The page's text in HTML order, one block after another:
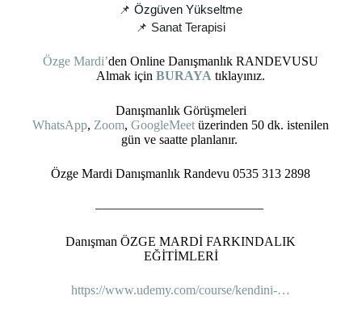
📌 Özgüven Yükseltme
📌 Sanat Terapisi
Özge Mardi’den Online Danışmanlık RANDEVUSU
Almak içinBURAYAtıklayınız.
Danışmanlık Görüşmeleri
WhatsApp, Zoom,GoogleMeetüzerinden 50 dk. istenilen
gün ve saatte planlanır.
Özge Mardi Danışmanlık Randevu 0535 313 2898
—————————————
Danışman ÖZGE MARDİ FARKINDALIK
EĞİTİMLERİ
https://www.udemy.com/course/kendini-…